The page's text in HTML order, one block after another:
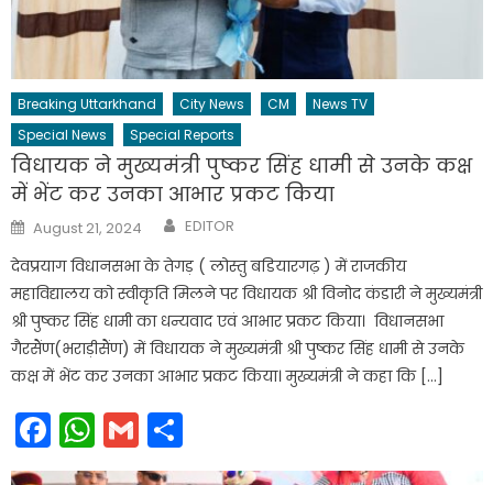
Breaking Uttarkhand City News CM
News TV
Special News
Special Reports
विधायक ने मुख्यमंत्री पुष्कर सिंह धामी से उनके कक्ष
में भेंट कर उनका आभार प्रकट किया
Posted
on
August 21, 2024 Author
EDITOR
देवप्रयाग विधानसभा के तेगड़ ( लोस्तु बडियारगढ़ ) में राजकीय
महाविद्यालय को स्वीकृति मिलने पर विधायक श्री विनोद कंडारी ने मुख्यमंत्री
श्री पुष्कर सिंह धामी का धन्यवाद एवं आभार प्रकट किया। विधानसभा
गैरसैंण(भराड़ीसैंण) में विधायक ने मुख्यमंत्री श्री पुष्कर सिंह धामी से उनके
कक्ष में भेंट कर उनका आभार प्रकट किया। मुख्यमंत्री ने कहा कि […]
Facebook
WhatsApp
Gmail